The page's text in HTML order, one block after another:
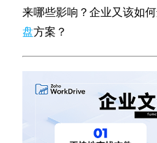
来哪些影响？企业又该如
盘方案？